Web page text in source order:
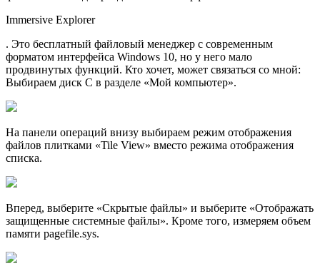
Immersive Explorer
. Это бесплатный файловый менеджер с современным
форматом интерфейса Windows 10, но у него мало
продвинутых функций. Кто хочет, может связаться со мной:
Выбираем диск C в разделе «Мой компьютер».
На панели операций внизу выбираем режим отображения
файлов плитками «Tile View» вместо режима отображения
списка.
Вперед, выберите «Скрытые файлы» и выберите «Отображать
защищенные системные файлы». Кроме того, измеряем объем
памяти pagefile.sys.